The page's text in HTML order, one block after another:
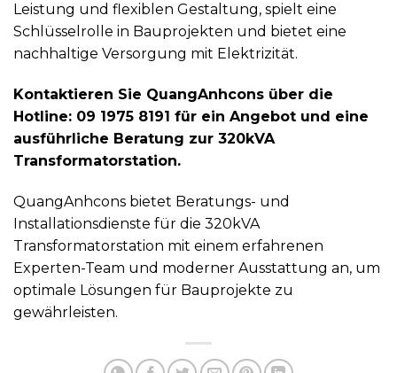
Leistung und flexiblen Gestaltung, spielt eine
Schlüsselrolle in Bauprojekten und bietet eine
nachhaltige Versorgung mit Elektrizität.
Kontaktieren Sie QuangAnhcons über die
Hotline: 09 1975 8191 für ein Angebot und eine
ausführliche Beratung zur 320kVA
Transformatorstation.
QuangAnhcons bietet Beratungs- und
Installationsdienste für die 320kVA
Transformatorstation mit einem erfahrenen
Experten-Team und moderner Ausstattung an, um
optimale Lösungen für Bauprojekte zu
gewährleisten.